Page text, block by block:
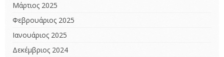
Μάρτιος 2025
Φεβρουάριος 2025
Ιανουάριος 2025
Δεκέμβριος 2024